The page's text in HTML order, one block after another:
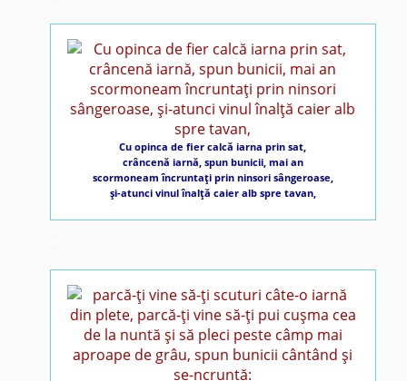
Cu opinca de fier calcă iarna prin sat,
crâncenă iarnă, spun bunicii, mai an
scormoneam încruntaţi prin ninsori sângeroase,
şi-atunci vinul înalţă caier alb spre tavan,